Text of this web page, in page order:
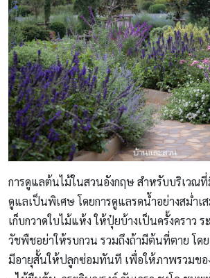
การดูแลต้นไม้ในสวนอังกฤษ สำหรับบริเวณที่
ดูแลเป็นพิเศษ โดยการดูแลรดน้ำอย่างสม่ำเ
เก็บกวาดใบไม้แห้ง ให้ปุ๋ยบ้างเป็นครั้งคราว ร
วัชพืชอย่าให้รบกวน รวมถึงถ้ามีต้นที่ตาย โด
มีอายุสั้นให้ปลูกซ่อมทันที เพื่อให้ภาพรวมขอ